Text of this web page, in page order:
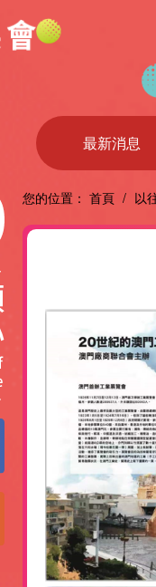
最新消息
您的位置： 首頁 / 以